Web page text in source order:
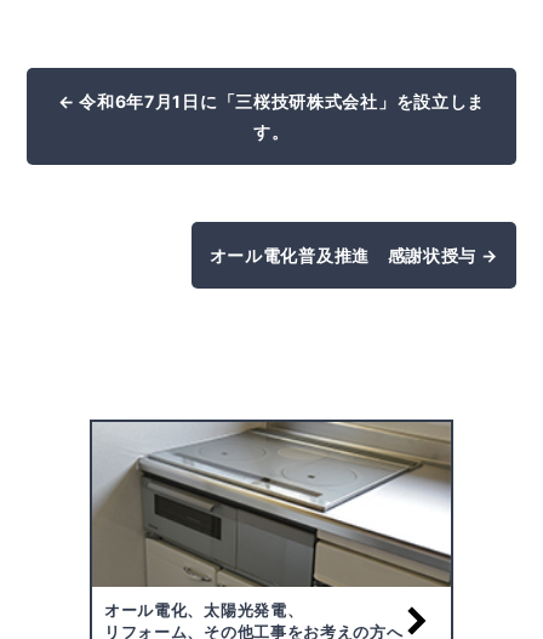
← 令和6年7月1日に「三桜技研株式会社」を設立しま
す。
オール電化普及推進 感謝状授与 →
オール電化、太陽光発電、
リフォーム、その他工事をお考えの方へ